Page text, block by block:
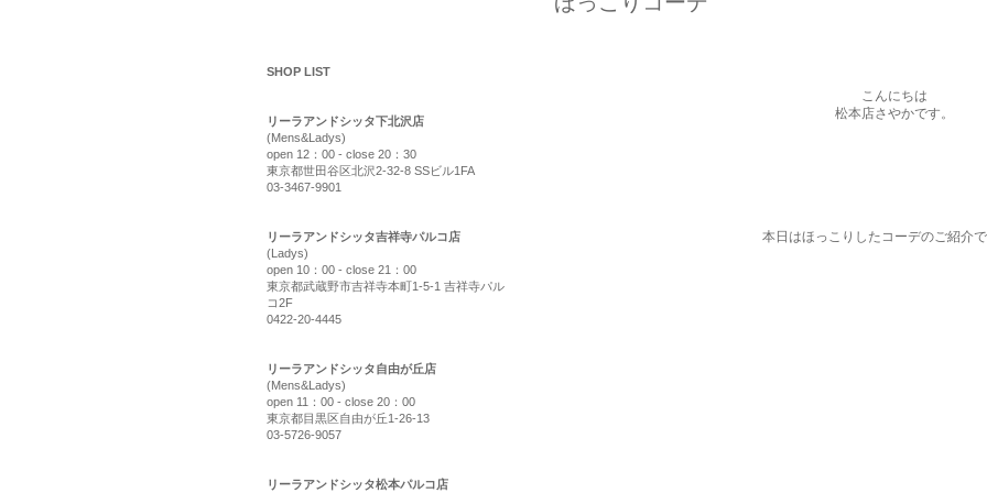
こんにちは
松本店さやかです。
本日はほっこりしたコーデのご紹介
SHOP LIST
リーラアンドシッタ下北沢店
(Mens&Ladys)
open 12：00 - close 20：30
東京都世田谷区北沢2-32-8 SSビル1FA
03-3467-9901
リーラアンドシッタ吉祥寺パルコ店
(Ladys)
open 10：00 - close 21：00
東京都武蔵野市吉祥寺本町1-5-1 吉祥寺パル
コ2F
0422-20-4445
リーラアンドシッタ自由が丘店
(Mens&Ladys)
open 11：00 - close 20：00
東京都目黒区自由が丘1-26-13
03-5726-9057
リーラアンドシッタ松本パルコ店